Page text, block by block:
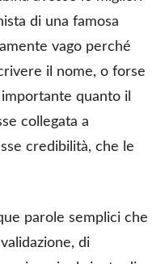
di una famosa
vago perché
il nome, o forse
quanto il
collegata a
credibilità, che le
parole semplici che
di